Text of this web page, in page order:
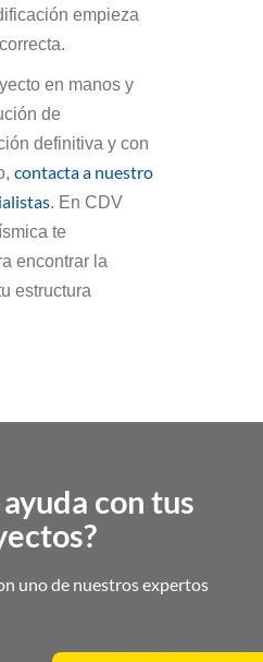
empieza
en manos y
de
definitiva y con
contacta a nuestro
. En CDV
te
encontrar la
estructura
con tus
uno de nuestros expertos